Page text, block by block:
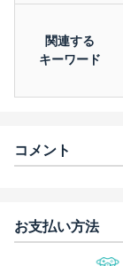
関連する
キーワード
コメント
お支払い方法